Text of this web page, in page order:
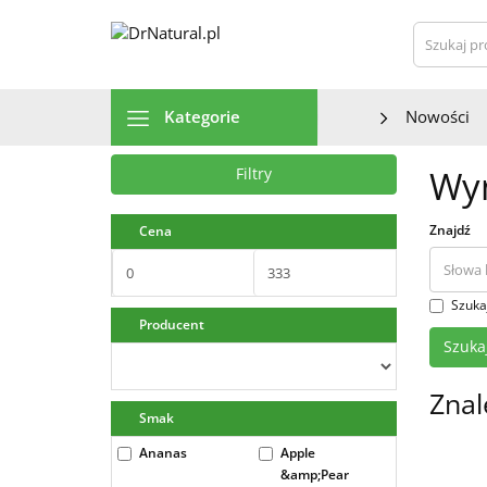
Kategorie Nowości
Filtry
Cena
Producent
Smak
Ananas
Apple
&amp;Pear
Znajdź